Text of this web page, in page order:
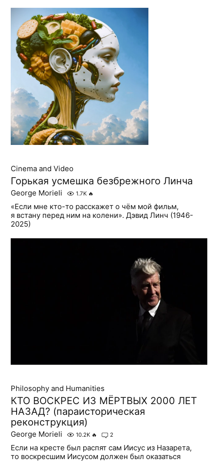
Cinema and Video
Горькая усмешка безбрежного Линча
George Morieli 1.7K 🔥
«Если мне кто-то расскажет о чём мой фильм,
я встану перед ним на колени». Дэвид Линч (1946-
2025)
Philosophy and Humanities
КТО ВОСКРЕС ИЗ МЁРТВЫХ 2000 ЛЕТ
НАЗАД? (параисторическая
реконструкция)
George Morieli 10.2K 🔥 2
Если на кресте был распят сам Иисус из Назарета,
то воскресшим Иисусом должен был оказаться